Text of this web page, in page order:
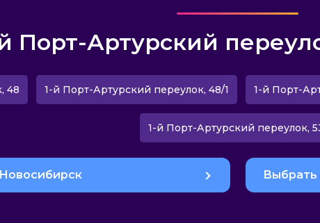
Порт-Артурский
48 1-й Порт-Артурский переулок, 48/1 1-й Порт-
1-й Порт-Артурский переулок,
Выбрать